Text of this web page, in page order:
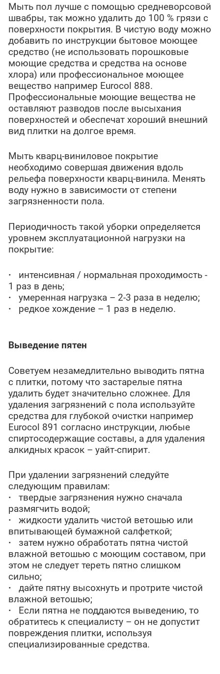
Мыть пол лучше с помощью средневорсовой
швабры, так можно удалить до 100 % грязи с
поверхности покрытия. В чистую воду можно
добавить по инструкции бытовое моющее
средство (не использовать порошковые
моющие средства и средства на основе
хлора) или профессиональное моющее
вещество например Eurocol 888.
Профессиональные моющие вещества не
оставляют разводов после высыхания
поверхностей и обеспечат хороший внешний
вид плитки на долгое время.
Мыть кварц-виниловое покрытие
необходимо совершая движения вдоль
рельефа поверхности кварц-винила. Менять
воду нужно в зависимости от степени
загрязненности пола.
Периодичность такой уборки определяется
уровнем эксплуатационной нагрузки на
покрытие:
· интенсивная / нормальная проходимость -
1 раз в день;
· умеренная нагрузка – 2-3 раза в неделю;
· редкое хождение – 1 раз в неделю.
Выведение пятен
Советуем незамедлительно выводить пятна
с плитки, потому что застарелые пятна
удалить будет значительно сложнее. Для
удаления загрязнений с пола используйте
средства для глубокой очистки например
Eurocol 891 согласно инструкции, любые
спиртосодержащие составы, а для удаления
алкидных красок – уайт-спирит.
При удалении загрязнений следуйте
следующим правилам:
· твердые загрязнения нужно сначала
размягчить водой;
· жидкости удалить чистой ветошью или
впитывающей бумажной салфеткой;
· затем нужно обработать пятна чистой
влажной ветошью с моющим составом, при
этом не следует тереть пятно слишком
сильно;
· дайте пятну высохнуть и протрите чистой
влажной ветошью;
· Если пятна не поддаются выведению, то
обратитесь к специалисту – он не допустит
повреждения плитки, используя
специализированные средства.